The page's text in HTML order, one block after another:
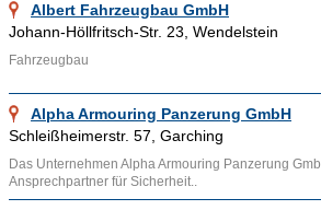
Fahrzeuge oder Fahrzeugstudien
wichtiger Punkt im Fahrzeugsonderbau ist
entsprechenden Teststrecken.
Auf der Webplattform
Experten für Fahrzeugsonderbau, die
ihre Fahrzeuge aus dem
zu machen. Im Webverzeichnis von
Albert Fahrzeugbau GmbH
Johann-Höllfritsch-Str. 23, Wendelstein
Fahrzeugbau
Alpha Armouring Panzerung GmbH
Schleißheimerstr. 57, Garching
Das Unternehmen Alpha Armouring Panzerung
Ansprechpartner für Sicherheit..